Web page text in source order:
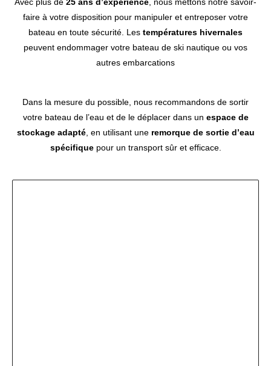
Avec plus de 25 ans d’expérience, nous mettons notre savoir-
faire à votre disposition pour manipuler et entreposer votre
bateau en toute sécurité. Les températures hivernales
peuvent endommager votre bateau de ski nautique ou vos
autres embarcations
Dans la mesure du possible, nous recommandons de sortir
votre bateau de l’eau et de le déplacer dans un espace de
stockage adapté, en utilisant une remorque de sortie d’eau
spécifiquepour un transport sûr et efficace.